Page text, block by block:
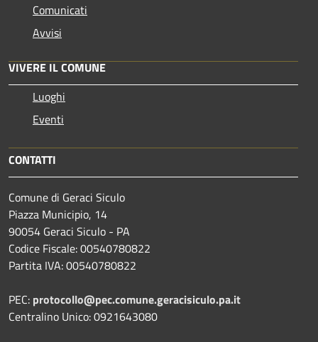
Comunicati
Avvisi
VIVERE IL COMUNE
Luoghi
Eventi
CONTATTI
Comune di Geraci Siculo
Piazza Municipio, 14
90054 Geraci Siculo - PA
Codice Fiscale: 00540780822
Partita IVA: 00540780822
PEC: protocollo@pec.comune.geracisiculo.pa.it
Centralino Unico: 0921643080